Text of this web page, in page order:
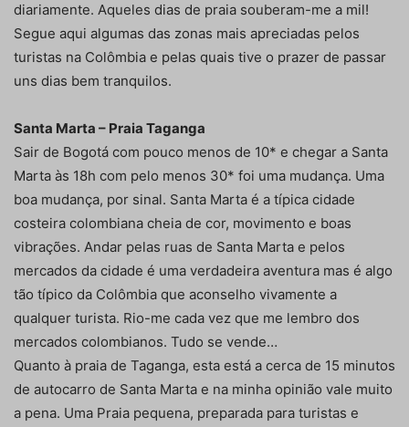
diariamente. Aqueles dias de praia souberam-me a mil!
Segue aqui algumas das zonas mais apreciadas pelos
turistas na Colômbia e pelas quais tive o prazer de passar
uns dias bem tranquilos.
Santa Marta – Praia Taganga
Sair de Bogotá com pouco menos de 10* e chegar a Santa
Marta às 18h com pelo menos 30* foi uma mudança. Uma
boa mudança, por sinal. Santa Marta é a típica cidade
costeira colombiana cheia de cor, movimento e boas
vibrações. Andar pelas ruas de Santa Marta e pelos
mercados da cidade é uma verdadeira aventura mas é algo
tão típico da Colômbia que aconselho vivamente a
qualquer turista. Rio-me cada vez que me lembro dos
mercados colombianos. Tudo se vende…
Quanto à praia de Taganga, esta está a cerca de 15 minutos
de autocarro de Santa Marta e na minha opinião vale muito
a pena. Uma Praia pequena, preparada para turistas e